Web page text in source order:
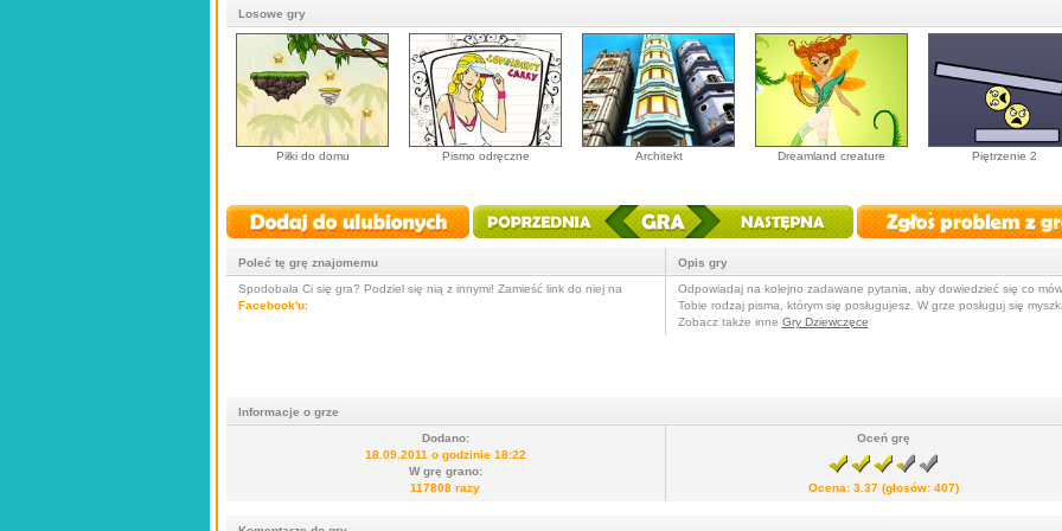
Losowe gry
Piłki do domu Pismo odręczne Architekt Dreamland creature Piętrzenie 2
Poleć tę grę znajomemu
Spodobała Ci się gra? Podziel się nią z innymi! Zamieść link do niej na
Facebook'u:
Opis gry
Odpowiadaj na kolejno zadawane pytania, aby dowiedzieć się co
Tobie rodzaj pisma, którym się posługujesz. W grze posługuj się
Zobacz także inne Gry Dziewczęce
Informacje o grze
Dodano:
18.09.2011 o godzinie 18:22
W grę grano:
117808 razy
Oceń grę
Ocena: 3.37 (głosów: 407)